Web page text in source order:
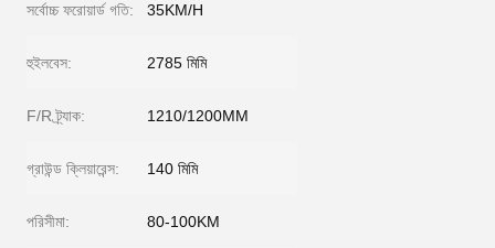
সর্বোচ্চ ফরোয়ার্ড গতি: 35KM/H
হুইলবেস: 2785 মিমি
F/R ট্র্যাক: 1210/1200MM
গ্রাউন্ড ক্লিয়ারেন্স: 140 মিমি
পরিসীমা: 80-100KM